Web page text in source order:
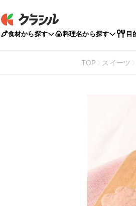
食材から探す 料理名から探す 目
TOP スイーツ